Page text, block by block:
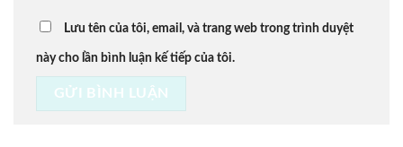
Lưu tên của tôi, email, và trang web trong trình duyệt
này cho lần bình luận kế tiếp của tôi.